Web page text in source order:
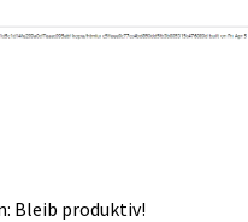
Bleib produktiv!